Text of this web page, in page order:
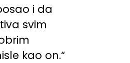
i da
svim
kao on.“